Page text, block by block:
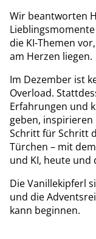
Wir beantworten
die KI-Themen
am Herzen liegen.
Im Dezember ist
Overload.
Erfahrungen und
geben,
Schritt für Schritt
Türchen – mit
und KI, heute und
Die Vanillekipferl
und die
kann beginnen.